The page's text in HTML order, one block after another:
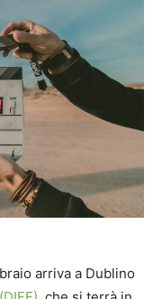
arriva a Dublino